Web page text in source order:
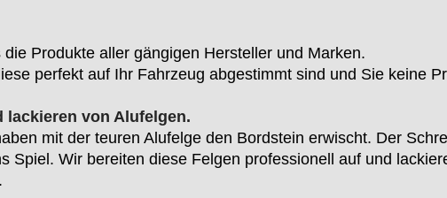
Produkte aller gängigen Hersteller und Marken.
perfekt auf Ihr Fahrzeug abgestimmt sind und Sie keine
lackieren von Alufelgen.
mit der teuren Alufelge den Bordstein erwischt. Der
Spiel. Wir bereiten diese Felgen professionell auf und